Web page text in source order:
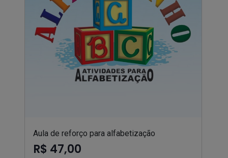
Aula de reforço para alfabetização
R$ 47,00